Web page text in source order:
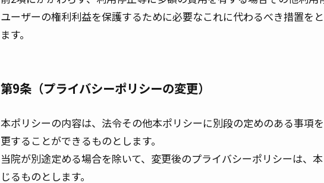
ユーザーの権利利益を保護するために必要なこれに代わるべき措置を
ます。
第9条（プライバシーポリシーの変更）
本ポリシーの内容は、法令その他本ポリシーに別段の定めのある事項
更することができるものとします。
当院が別途定める場合を除いて、変更後のプライバシーポリシーは、
じるものとします。